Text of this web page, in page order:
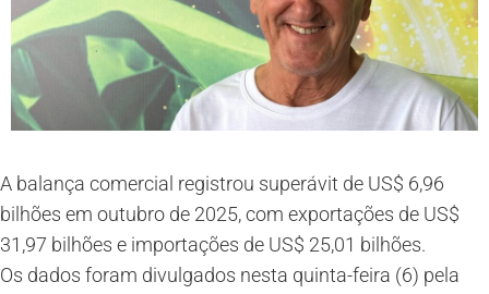
A balança comercial registrou superávit de US$ 6,96
bilhões em outubro de 2025, com exportações de US$
31,97 bilhões e importações de US$ 25,01 bilhões.
Os dados foram divulgados nesta quinta-feira (6) pela